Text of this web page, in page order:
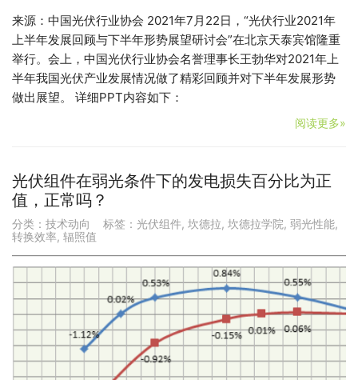
来源：中国光伏行业协会 2021年7月22日，“光伏行业2021年
上半年发展回顾与下半年形势展望研讨会”在北京天泰宾馆隆重
举行。会上，中国光伏行业协会名誉理事长王勃华对2021年上
半年我国光伏产业发展情况做了精彩回顾并对下半年发展形势
做出展望。 详细PPT内容如下：
阅读更多»
光伏组件在弱光条件下的发电损失百分比为正
值，正常吗？
分类： 技术动向 标签： 光伏组件, 坎德拉, 坎德拉学院, 弱光性能,
转换效率, 辐照值